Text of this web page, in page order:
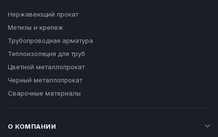
Нержавеющий прокат
Метизы и крепеж
Трубопроводная арматура
Теплоизоляция для труб
Цветной металлопрокат
Черный металлопрокат
Сварочные материалы
О КОМПАНИИ